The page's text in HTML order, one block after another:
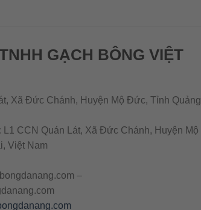
GẠCH BÔNG VIỆT
Xã Đức Chánh, Huyện Mộ Đức, Tỉnh Quảng
L1 CCN Quán Lát, Xã Đức Chánh, Huyện Mộ
Việt Nam
–